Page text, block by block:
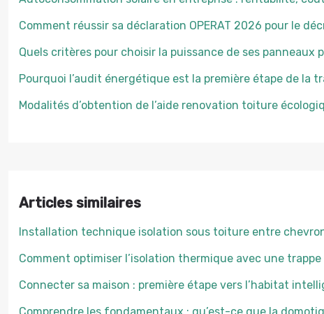
Comment réussir sa déclaration OPERAT 2026 pour le
Quels critères pour choisir la puissance de ses panneaux
Pourquoi l’audit énergétique est la première étape de la
Modalités d’obtention de l’aide renovation toiture
Articles similaires
Installation technique isolation sous toiture entre
Comment optimiser l’isolation thermique avec une
Connecter sa maison : première étape vers l’habitat